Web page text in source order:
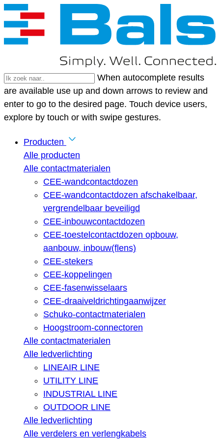
When autocomplete results
are available use up and down arrows to review and
enter to go to the desired page. Touch device users,
explore by touch or with swipe gestures.
Producten
Alle producten
Alle contactmaterialen
CEE-wandcontactdozen
CEE-wandcontactdozen afschakelbaar,
vergrendelbaar beveiligd
CEE-inbouwcontactdozen
CEE-toestelcontactdozen opbouw,
aanbouw, inbouw(flens)
CEE-stekers
CEE-koppelingen
CEE-fasenwisselaars
CEE-draaiveldrichtingaanwijzer
Schuko-contactmaterialen
Hoogstroom-connectoren
Alle contactmaterialen
Alle ledverlichting
LINEAIR LINE
UTILITY LINE
INDUSTRIAL LINE
OUTDOOR LINE
Alle ledverlichting
Alle verdelers en verlengkabels